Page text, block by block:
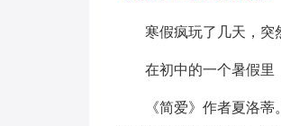
寒假疯玩了几天，突
在初中的一个暑假里
《简爱》作者夏洛